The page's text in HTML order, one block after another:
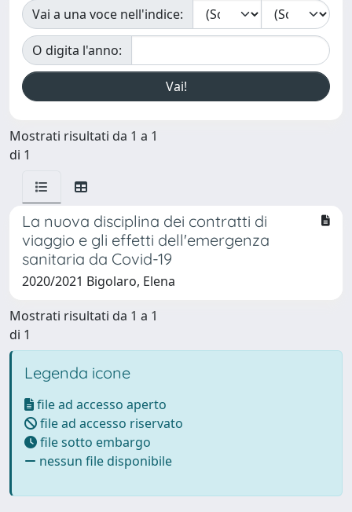
Vai a una voce nell'indice:
O digita l'anno:
Mostrati risultati da 1 a 1
di 1
La nuova disciplina dei contratti di
viaggio e gli effetti dell'emergenza
sanitaria da Covid-19
2020/2021 Bigolaro, Elena
Mostrati risultati da 1 a 1
di 1
Legenda icone
file ad accesso aperto
file ad accesso riservato
file sotto embargo
nessun file disponibile